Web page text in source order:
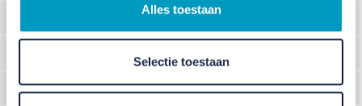
Alles toestaan
Selectie toestaan
Stichts Beheer
Constructeur B&B Bouwadvies